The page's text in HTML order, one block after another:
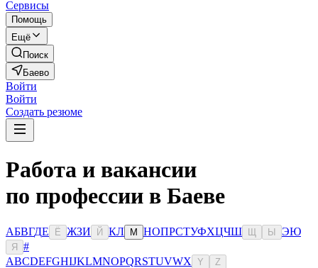
Сервисы
Помощь
Ещё
Поиск
Баево
Войти
Войти
Создать резюме
Работа и вакансии
по профессии в Баеве
АБВГДЕ Ё ЖЗИ Й КЛ М НОПРСТУФХЦЧШ Ы ЭЮ
Я
#
ABCDEFGHIJKLMNOPQRSTUVWX Y Z